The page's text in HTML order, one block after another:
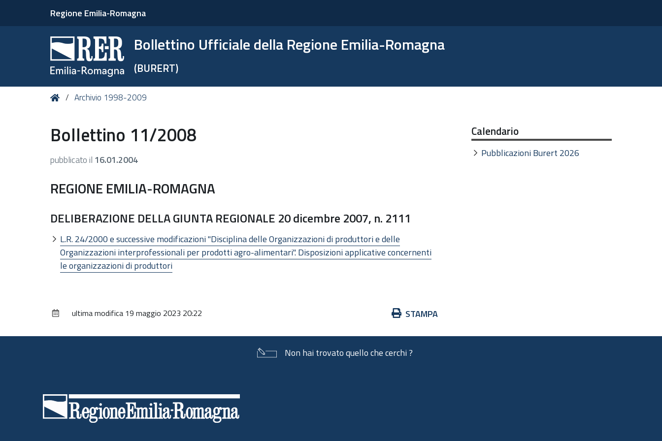
Regione Emilia-Romagna
Bollettino Ufficiale della Regione Emilia-Romagna
(BURERT)
Tu HomeArchivio 1998-2009
Bollettino 11/2008
pubblicato il 16.01.2004
REGIONE EMILIA-ROMAGNA
DELIBERAZIONE DELLA GIUNTA REGIONALE 20 dicembre 2007, n. 2111
L.R. 24/2000 e successive modificazioni "Disciplina delle Organizzazioni di produttori e delle
Organizzazioni interprofessionali per prodotti agro-alimentari". Disposizioni applicative concernenti
le organizzazioni di produttori
Azioni
documento
STAMPA
ultima modifica 19 maggio 2023 20:22
Calendario
Pubblicazioni Burert 2026
Non hai trovato quello che cerchi ?